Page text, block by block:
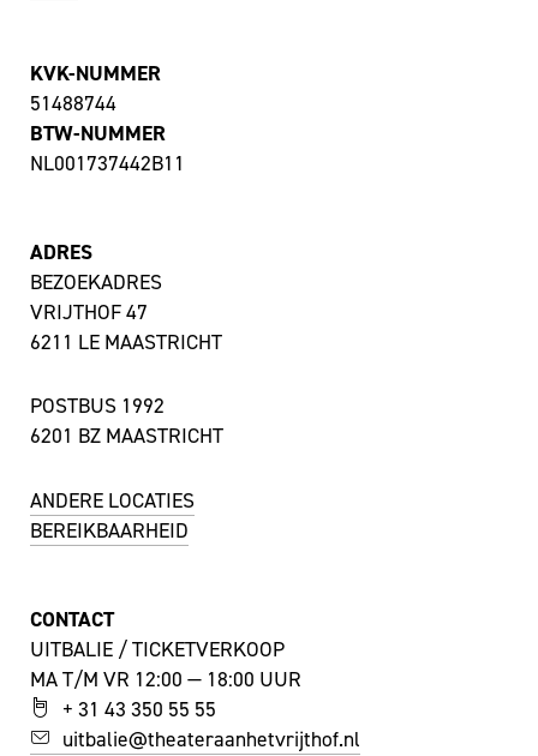
KVK-NUMMER
51488744
BTW-NUMMER
NL001737442B11
ADRES
BEZOEKADRES
VRIJTHOF 47
6211 LE MAASTRICHT
POSTBUS 1992
6201 BZ MAASTRICHT
ANDERE LOCATIES
BEREIKBAARHEID
CONTACT
UITBALIE / TICKETVERKOOP
MA T/M VR 12:00 — 18:00 UUR
+ 31 43 350 55 55
uitbalie@theateraanhetvrijthof.nl